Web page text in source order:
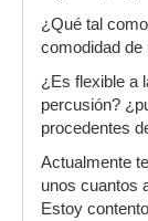
¿Qué tal
comodidad de
¿Es flexible a
percusión?
procedentes
Actualmente
unos cuantos
Estoy